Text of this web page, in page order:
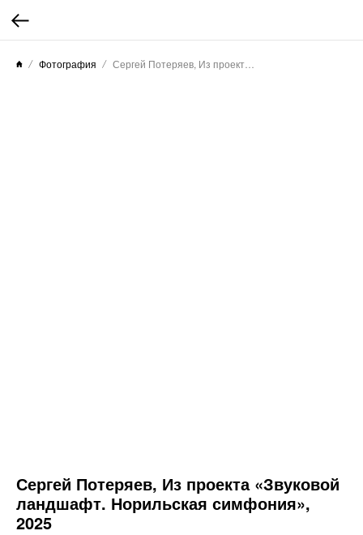
Фотография
Сергей Потеряев, Из проекта «Звуковой
ландшафт. Норильская симфония»,
2025